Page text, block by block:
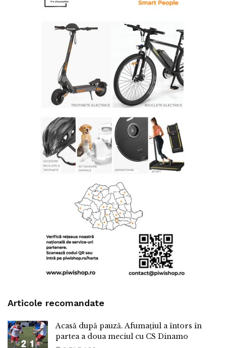
Articole recomandate
Acasă după pauză. Afumațiul a întors în
partea a doua meciul cu CS Dinamo